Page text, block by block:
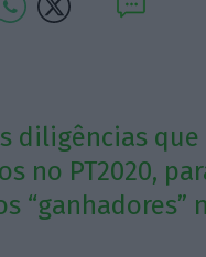
diligências que
no PT2020,
“ganhadores”